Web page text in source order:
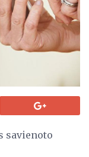
savienoto